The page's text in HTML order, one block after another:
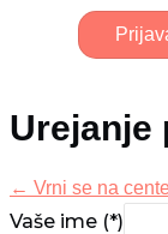
Urejanje
← Vrni se na
Vaše ime (*)